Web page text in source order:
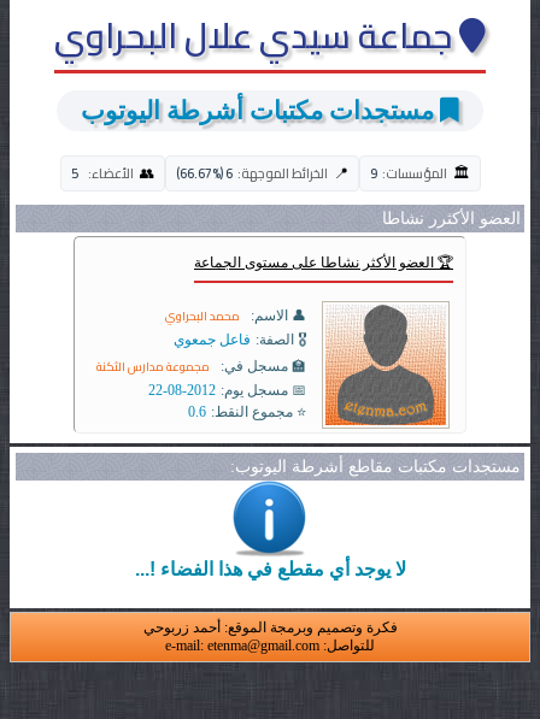
جماعة سيدي علال البحراوي
مستجدات مكتبات أشرطة اليوتوب
🏛️ المؤسسات: 9
📍 الخرائط الموجهة: 6 (66.67%)
👥 الأعضاء: 5
العضو الأكثرر نشاطا
🏆 العضو الأكثر نشاطا على مستوى الجماعة
👤 الاسم: محمد البحراوي
🎖️ الصفة: فاعل جمعوي
🏫 مسجل في:
مجموعة مدارس الثكنة
📅 مسجل يوم: 2012-08-22
⭐ مجموع النقط: 0.6
مستجدات مكتبات مقاطع أشرطة اليوتوب:
لا يوجد أي مقطع في هذا الفضاء !...
فكرة وتصميم وبرمجة الموقع: أحمد زربوحي
للتواصل: e-mail: etenma@gmail.com